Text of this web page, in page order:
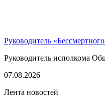
Руководитель
Руководитель исполкома
07.08.2026
Лента новостей